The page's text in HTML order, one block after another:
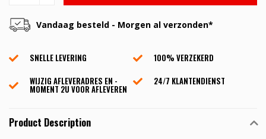
Vandaag besteld - Morgen al verzonden*
SNELLE LEVERING
100% VERZEKERD
WIJZIG AFLEVERADRES EN -
MOMENT 2U VOOR AFLEVEREN
24/7 KLANTENDIENST
Product Description